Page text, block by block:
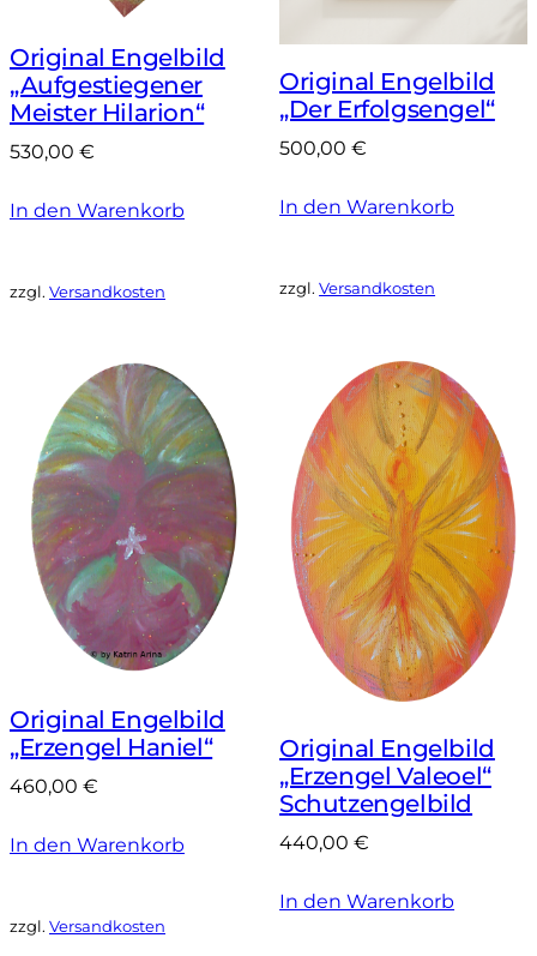
Original Engelbild
„Aufgestiegener
Meister Hilarion“
530,00 €
In den Warenkorb
zzgl. Versandkosten
Original Engelbild
„Der Erfolgsengel“
500,00€
In den Warenkorb
zzgl.Versandkosten
Original Engelbild
„Erzengel Haniel“
460,00 €
In den Warenkorb
zzgl. Versandkosten
Original Engelbild
„Erzengel Valeoel“
Schutzengelbild
440,00€
In den Warenkorb